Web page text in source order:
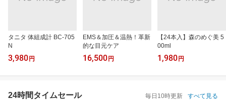
タニタ 体組成計 BC-705
N
3,980 円
EMS＆加圧＆温熱！革新
的な目元ケア
16,500 円
【24本入】森のめぐ美 5
00ml
1,980 円
24時間タイムセール 毎日10時更新 すべて見る